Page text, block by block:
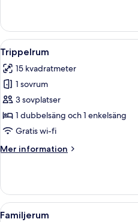
Öppna
alla
foton
för
Trippelrum
7
Trippelrum
15 kvadratmeter
1 sovrum
3 sovplatser
1 dubbelsäng och 1 enkelsäng
Gratis wi-fi
Mer information
Mer
Öppna
6
Familjerum